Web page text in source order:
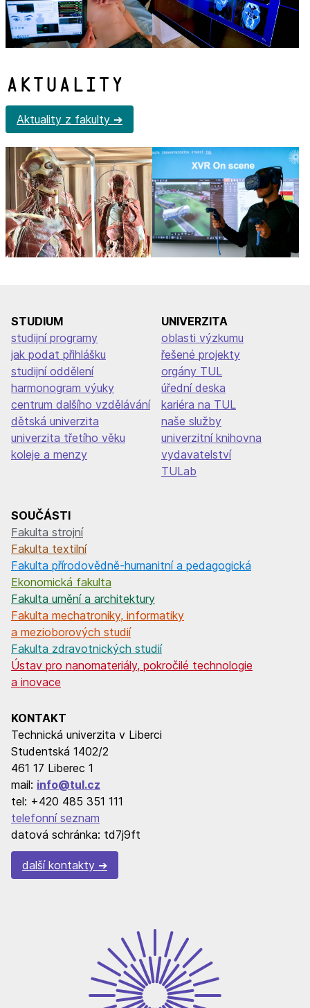
Aktuality
Aktuality z fakulty
STUDIUM
studijní programy
jak podat přihlášku
studijní oddělení
harmonogram výuky
centrum dalšího vzdělávání
dětská univerzita
univerzita třetího věku
koleje a menzy
UNIVERZITA
oblasti výzkumu
řešené projekty
orgány TUL
úřední deska
kariéra na TUL
naše služby
univerzitní knihovna
vydavatelství
TULab
SOUČÁSTI
Fakulta strojní
Fakulta textilní
Fakulta přírodovědně-humanitní a pedagogická
Ekonomická fakulta
Fakulta umění a architektury
Fakulta mechatroniky, informatiky
a mezioborových studií
Fakulta zdravotnických studií
Ústav pro nanomateriály, pokročilé technologie
a inovace
KONTAKT
Technická univerzita v Liberci
Studentská 1402/2
461 17 Liberec 1
mail: info@tul.cz
tel: +420 485 351 111
telefonní seznam
datová schránka: td7j9ft
další kontakty